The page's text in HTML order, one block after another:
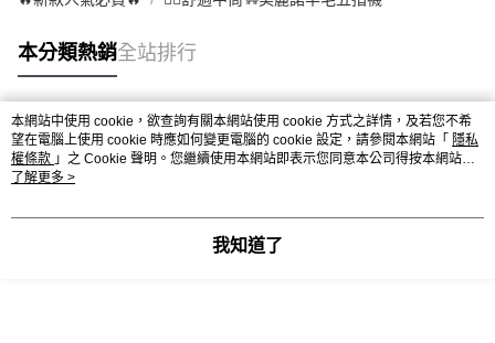
本分類熱銷全站排行
熱門標籤
本網站中使用 cookie，欲查詢有關本網站使用 cookie 方式之詳情，及若您不希
望在電腦上使用 cookie 時應如何變更電腦的 cookie 設定，請參閱本網站「 隱私
權條款 」之 Cookie 聲明。您繼續使用本網站即表示您同意本公司得按本網站使
用條款之 Cookie 聲明使用 cookie。
了解更多 >
我知道了